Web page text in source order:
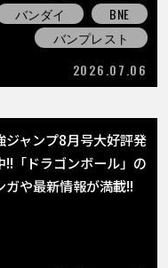
バンダイ
BNE
バンプレスト
2026.07.06
ジャンプ8月号大好評発
!!「ドラゴンボール」の
ガや最新情報が満載!!